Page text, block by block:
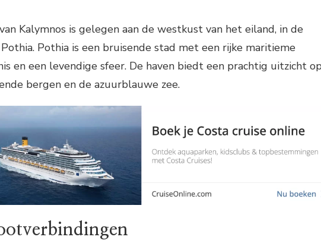
Kalymnos is gelegen aan de westkust van het eiland, in de
Pothia is een bruisende stad met een rijke maritieme
en een levendige sfeer. De haven biedt een prachtig uitzicht
bergen en de azuurblauwe zee.